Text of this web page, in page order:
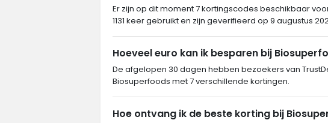
Er zijn op dit moment 7 kortingscodes beschikbaar
1131 keer gebruikt en zijn geverifieerd op 9 augustus
Hoeveel euro kan ik besparen bij
De afgelopen 30 dagen hebben bezoekers van
Biosuperfoods met 7 verschillende kortingen.
Hoe ontvang ik de beste korting bij